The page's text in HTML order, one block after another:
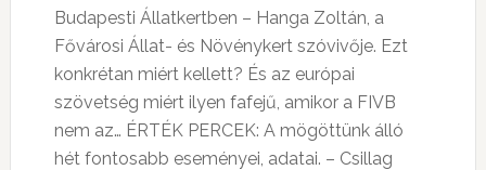
Budapesti Állatkertben – Hanga Zoltán, a
Fővárosi Állat- és Növénykert szóvivője. Ezt
konkrétan miért kellett? És az európai
szövetség miért ilyen fafejű, amikor a FIVB
nem az… ÉRTÉK PERCEK: A mögöttünk álló
hét fontosabb eseményei, adatai. – Csillag